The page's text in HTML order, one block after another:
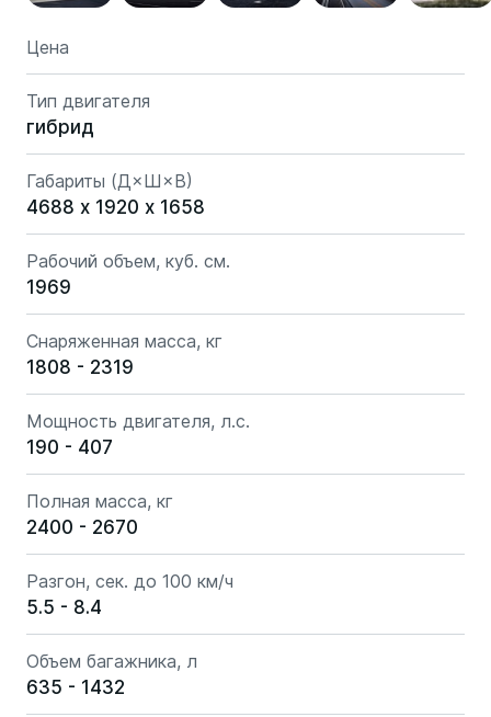
Цена
Тип двигателя
гибрид
Габариты (Д×Ш×В)
4688 х 1920 х 1658
Рабочий объем, куб. см.
1969
Снаряженная масса, кг
1808 - 2319
Мощность двигателя, л.с.
190 - 407
Полная масса, кг
2400 - 2670
Разгон, сек. до 100 км/ч
5.5 - 8.4
Объем багажника, л
635 - 1432